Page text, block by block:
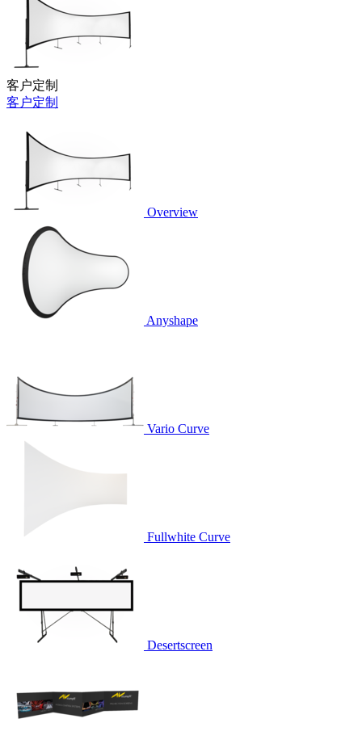
客户定制
客户定制
Overview
Anyshape
Vario Curve
Fullwhite Curve
Desertscreen